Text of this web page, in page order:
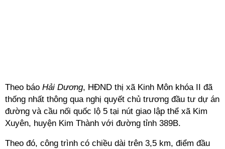
Theo báo Hải Dương, HĐND thị xã Kinh Môn khóa II đã
thống nhất thông qua nghị quyết chủ trương đầu tư dự án
đường và cầu nối quốc lộ 5 tại nút giao lập thể xã Kim
Xuyên, huyện Kim Thành với đường tỉnh 389B.
Theo đó, công trình có chiều dài trên 3,5 km, điểm đầu